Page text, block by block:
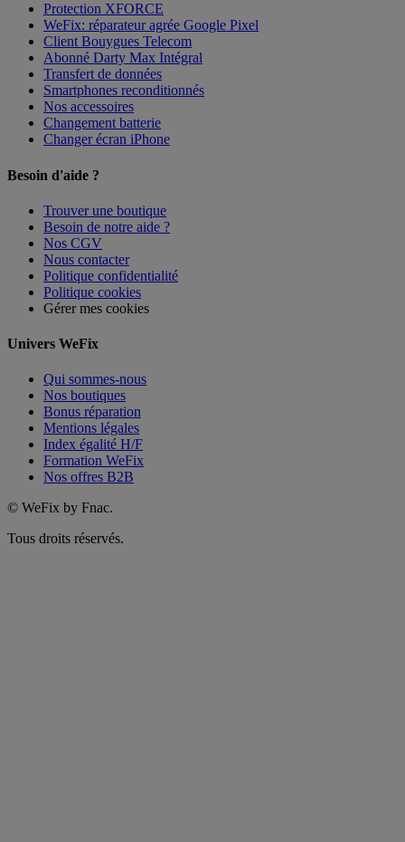
Protection XFORCE
WeFix: réparateur agrée Google Pixel
Client Bouygues Telecom
Abonné Darty Max Intégral
Transfert de données
Smartphones reconditionnés
Nos accessoires
Changement batterie
Changer écran iPhone
Besoin d'aide ?
Trouver une boutique
Besoin de notre aide ?
Nos CGV
Nous contacter
Politique confidentialité
Politique cookies
Gérer mes cookies
Univers WeFix
Qui sommes-nous
Nos boutiques
Bonus réparation
Mentions légales
Index égalité H/F
Formation WeFix
Nos offres B2B
© WeFix by Fnac.
Tous droits réservés.